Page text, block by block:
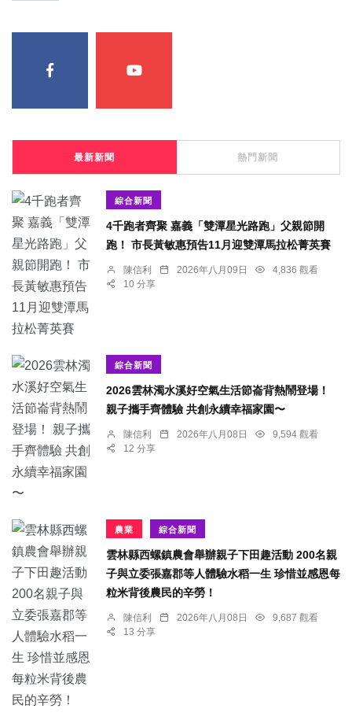
最新新聞 熱門新聞
綜合新聞
4千跑者齊聚 嘉義「雙潭星光路跑」父親節開
跑！ 市長黃敏惠預告11月迎雙潭馬拉松菁英賽
陳信利 2026年八月09日
4,836 觀看
10 分享
綜合新聞
2026雲林濁水溪好空氣生活節崙背熱鬧登場！
親子攜手齊體驗 共創永續幸福家園〜
陳信利 2026年八月08日
9,594 觀看
12 分享
農業 綜合新聞
雲林縣西螺鎮農會舉辦親子下田趣活動 200名親
子與立委張嘉郡等人體驗水稻一生 珍惜並感恩每
粒米背後農民的辛勞！
陳信利 2026年八月08日
9,687 觀看
13 分享